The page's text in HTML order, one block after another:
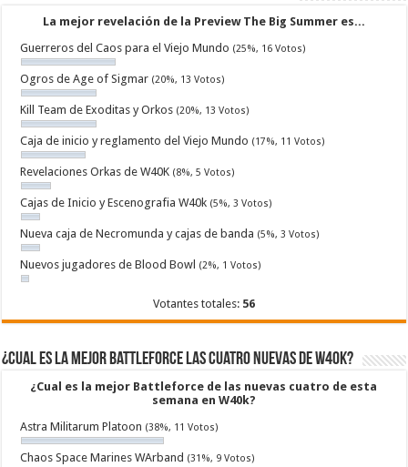
La mejor revelación de la Preview The Big Summer es...
Guerreros del Caos para el Viejo Mundo (25%, 16 Votos)
Ogros de Age of Sigmar (20%, 13 Votos)
Kill Team de Exoditas y Orkos (20%, 13 Votos)
Caja de inicio y reglamento del Viejo Mundo (17%, 11 Votos)
Revelaciones Orkas de W40K (8%, 5 Votos)
Cajas de Inicio y Escenografia W40k (5%, 3 Votos)
Nueva caja de Necromunda y cajas de banda (5%, 3 Votos)
Nuevos jugadores de Blood Bowl (2%, 1 Votos)
Votantes totales: 56
¿Cual es la mejor Battleforce las cuatro nuevas de W40k?
¿Cual es la mejor Battleforce de las nuevas cuatro de esta
semana en W40k?
Astra Militarum Platoon (38%, 11 Votos)
Chaos Space Marines WArband (31%, 9 Votos)